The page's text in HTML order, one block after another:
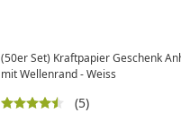
(50er Set) Kraftpapier Geschenk
mit Wellenrand - Weiss
(5)